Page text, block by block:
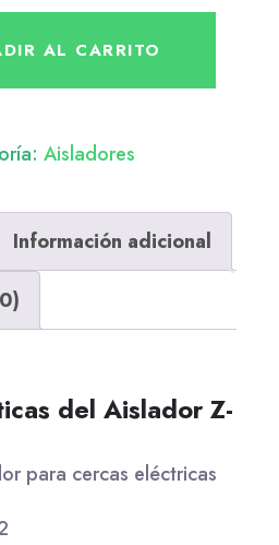
AL CARRITO
Aisladores
Información adicional
del Aislador Z-
para cercas eléctricas